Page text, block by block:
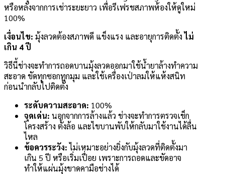
หรือหลังจากการเช่าระยะยาว เพื่อรีเฟรชสภาพห้องให้ดูใหม่
100%
เงื่อนไข: มุ้งลวดต้องสภาพดี แข็งแรง และอายุการติดตั้งไม่
เกิน 4 ปี
วิธีนี้ช่างจะทำการถอดบานมุ้งลวดออกมาใช้น้ำยาล้างทำความ
สะอาด ขัดทุกซอกทุกมุม และใช้เครื่องเป่าลมให้แห้งสนิท
ก่อนนำกลับไปติดตั้ง
ระดับความสะอาด: 100%
จุดเด่น: นอกจากการล้างแล้ว ช่างจะทำการตรวจเช็ก
โครงสร้าง ตั้งล้อ และไขบานพับให้กลับมาใช้งานได้ลื่น
ไหล
ข้อควรระวัง:ไม่เหมาะอย่างยิ่งกับมุ้งลวดที่ติดตั้งมา
เกิน 5 ปี หรือเริ่มเปื่อย เพราะการถอดและขัดอาจ
ทำให้แผ่นมุ้งขาดคามือช่างได้